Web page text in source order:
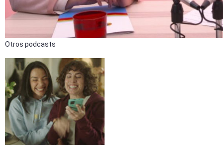
Otros podcasts